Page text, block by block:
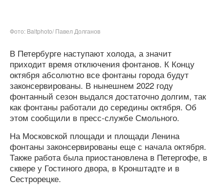
Фото: Baltphoto/ Павел Долганов
В Петербурге наступают холода, а значит
приходит время отключения фонтанов. К Концу
октября абсолютно все фонтаны города будут
законсервированы. В нынешнем 2022 году
фонтанный сезон выдался достаточно долгим, так
как фонтаны работали до середины октября. Об
этом сообщили в пресс-службе Смольного.
На Московской площади и площади Ленина
фонтаны законсервированы еще с начала октября.
Также работа была приостановлена в Петергофе, в
сквере у Гостиного двора, в Кронштадте и в
Сестрорецке.